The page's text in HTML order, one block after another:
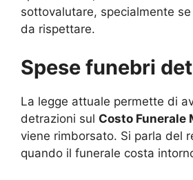
sottovalutare, specialmente
da rispettare.
Spese funebri
La legge attuale permette di
detrazioni sul Costo Funerale
viene rimborsato. Si parla del
quando il funerale costa